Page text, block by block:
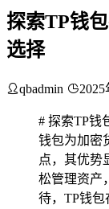
探索TP钱
选择
qbadmin
# 探索TP钱
钱包为加密
点，其优势
松管理资产
待，TP钱